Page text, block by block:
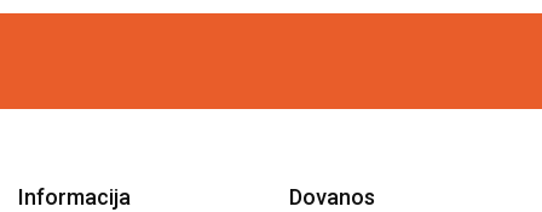
Informacija Dovanos